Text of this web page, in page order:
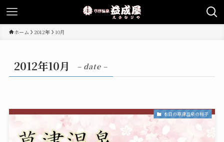
ホーム 2012年 10月
2012年10月 – date –
本日の草津温泉の様子